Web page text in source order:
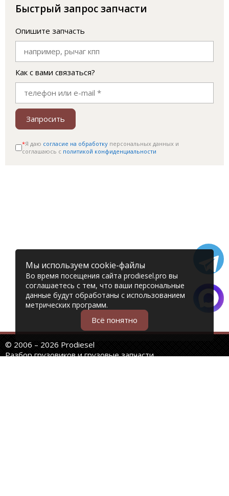
Быстрый запрос запчасти
Опишите запчасть
Как с вами связаться?
Запросить
*Я даю согласие на обработку персональных данных и
соглашаюсь c политикой конфиденциальности
© 2006 – 2026 Prodiesel
Разбор грузовиков и грузовые запчасти
Мы используем cookie-файлы
Во время посещения сайта prodiesel.pro вы
соглашаетесь с тем, что ваши персональные
данные будут обработаны с использованием
метрических программ.
Всё понятно